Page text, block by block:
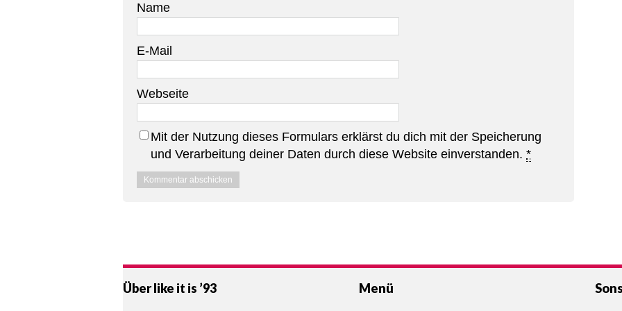
Name
E-Mail
Webseite
Mit der Nutzung dieses Formulars erklärst du dich mit der Speicherung
und Verarbeitung deiner Daten durch diese Website einverstanden. *
Über like it is ’93 Menü